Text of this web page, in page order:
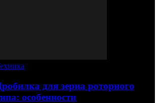
для зерна роторного
особенности